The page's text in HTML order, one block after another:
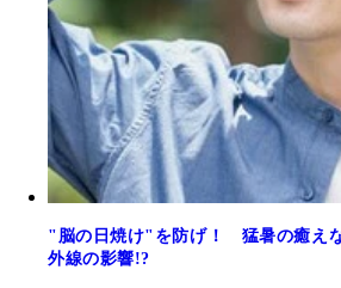
"脳の日焼け"を防げ！ 猛暑の癒え
外線の影響!?